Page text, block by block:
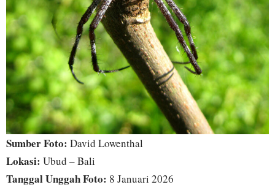
Sumber Foto: David Lowenthal
Lokasi: Ubud – Bali
Tanggal Unggah Foto: 8 Januari 2026